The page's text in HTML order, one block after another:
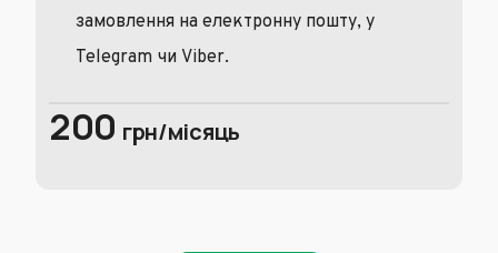
замовлення на електронну пошту, у
Telegram чи Viber.
200 грн/місяць